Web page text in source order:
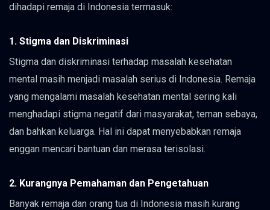
dihadapi remaja di Indonesia termasuk:
1. Stigma dan Diskriminasi
Stigma dan diskriminasi terhadap masalah kesehatan
mental masih menjadi masalah serius di Indonesia. Remaja
yang mengalami masalah kesehatan mental sering kali
menghadapi stigma negatif dari masyarakat, teman sebaya,
dan bahkan keluarga. Hal ini dapat menyebabkan remaja
enggan mencari bantuan dan merasa terisolasi.
2. Kurangnya Pemahaman dan Pengetahuan
Banyak remaja dan orang tua di Indonesia masih kurang